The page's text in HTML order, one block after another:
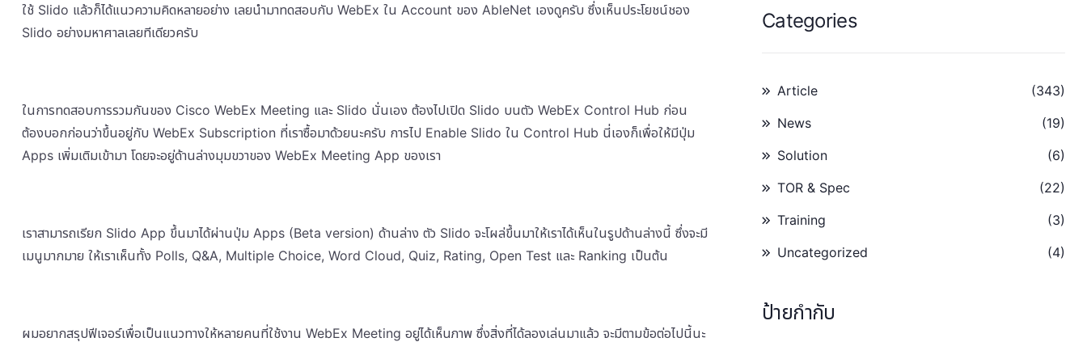
ใช้ Slido แล้วก็ได้แนวความคิดหลายอย่าง เลยนำมาทดสอบกับ WebEx ใน Account ของ AbleNet เองดูครับ ซึ่งเห็นประโยชน์ชอง
Slido อย่างมหาศาลเลยทีเดียวครับ
ในการทดสอบการรวมกันของ Cisco WebEx Meeting และ Slido นั่นเอง ต้องไปเปิด Slido บนตัว WebEx Control Hub ก่อน
ต้องบอกก่อนว่าขึ้นอยู่กับ WebEx Subscription ที่เราซื้อมาด้วยนะครับ การไป Enable Slido ใน Control Hub นี่เองก็เพื่อให้มีปุ่ม
Apps เพิ่มเติมเข้ามา โดยจะอยู่ด้านล่างมุมขวาของ WebEx Meeting App ของเรา
เราสามารถเรียก Slido App ขึ้นมาได้ผ่านปุ่ม Apps (Beta version) ด้านล่าง ตัว Slido จะโผล่ขึ้นมาให้เราได้เห็นในรูปด้านล่างนี้ ซึ่งจะมี
เมนูมากมาย ให้เราเห็นทั้ง Polls, Q&A, Multiple Choice, Word Cloud, Quiz, Rating, Open Test และ Ranking เป็นต้น
ผมอยากสรุปฟีเจอร์เพื่อเป็นแนวทางให้หลายคนที่ใช้งาน WebEx Meeting อยู่ได้เห็นภาพ ซึ่งสิ่งที่ได้ลองเล่นมาแล้ว จะมีตามข้อต่อไปนี้นะ
Categories
Article (343)
News (19)
Solution (6)
TOR & Spec (22)
Training (3)
Uncategorized (4)
ป้ายกำกับ